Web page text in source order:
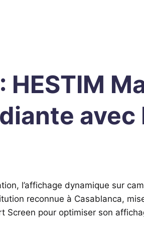
avec
l’affichage dynamique sur
reconnue à Casablanca,
Screen pour optimiser son